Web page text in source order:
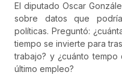
El diputado Oscar
sobre datos que
políticas. Preguntó:
tiempo se invierte para
trabajo? y ¿cuánto
último empleo?